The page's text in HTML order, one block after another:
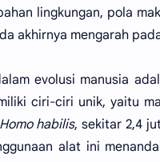
lingkungan, pola
akhirnya mengarah
evolusi manusia
ciri-ciri unik, yaitu
Homo habilis, sekitar 2,4
alat ini